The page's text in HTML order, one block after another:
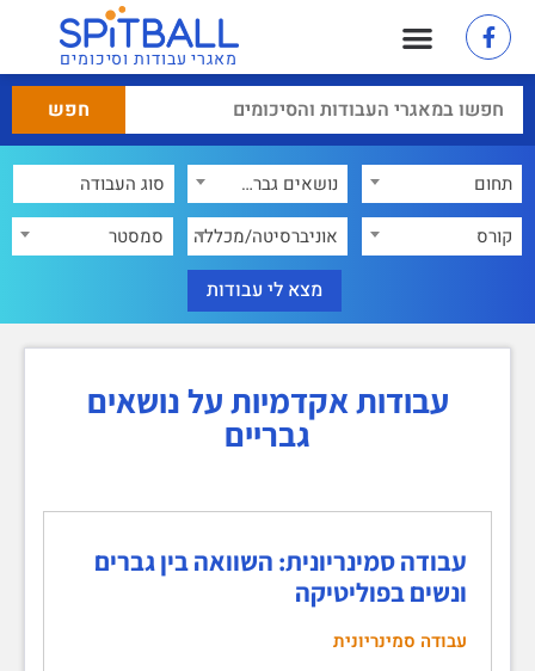
מאגרי עבודות וסיכומים
תחום
נושאים גבריים
קורס
אוניברסיטה/מכללה סמסטר
עבודות אקדמיות על נושאים
גבריים
עבודה סמינריונית: השוואה בין גברים
ונשים בפוליטיקה
עבודה סמינריונית